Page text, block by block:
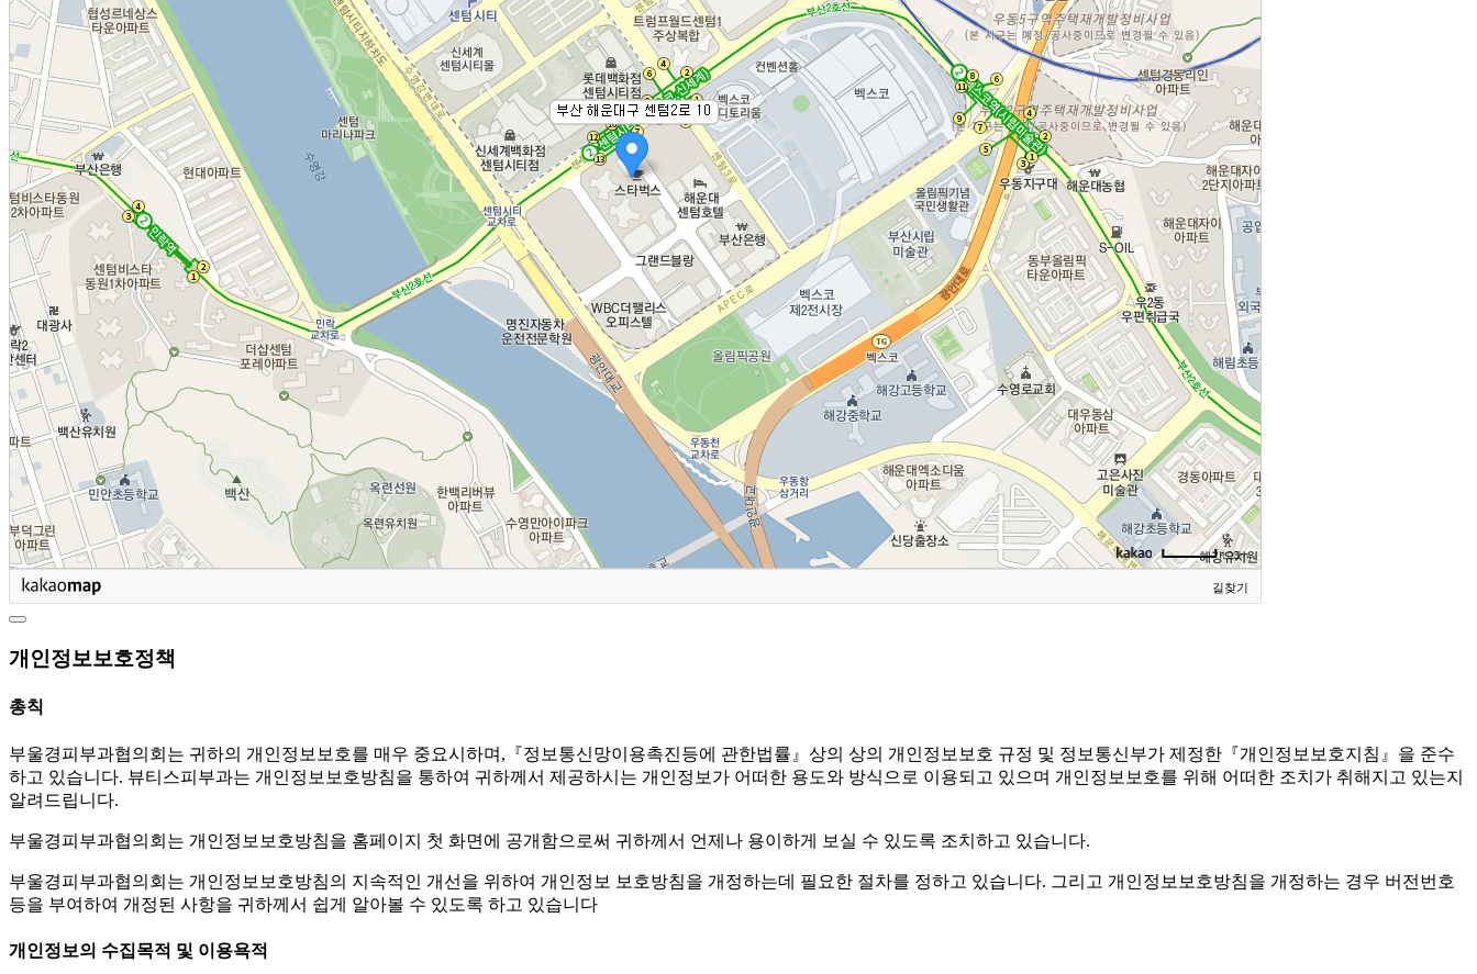
길찾기
개인정보보호정책
총칙
부울경피부과협의회는 귀하의 개인정보보호를 매우 중요시하며,『정보통신망이용촉진등에 관한법률』상의 상의 개인정보보호 규정 및 정보통신부가 제정한『개인정보보호지침』을 준수
하고 있습니다. 뷰티스피부과는 개인정보보호방침을 통하여 귀하께서 제공하시는 개인정보가 어떠한 용도와 방식으로 이용되고 있으며 개인정보보호를 위해 어떠한 조치가 취해지고 있는지
알려드립니다.
부울경피부과협의회는 개인정보보호방침을 홈페이지 첫 화면에 공개함으로써 귀하께서 언제나 용이하게 보실 수 있도록 조치하고 있습니다.
부울경피부과협의회는 개인정보보호방침의 지속적인 개선을 위하여 개인정보 보호방침을 개정하는데 필요한 절차를 정하고 있습니다. 그리고 개인정보보호방침을 개정하는 경우 버전번호
등을 부여하여 개정된 사항을 귀하께서 쉽게 알아볼 수 있도록 하고 있습니다
개인정보의 수집목적 및 이용욕적